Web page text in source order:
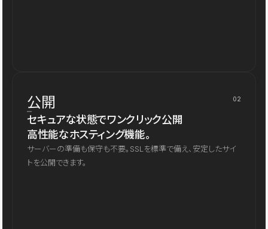
公開 02
セキュアな状態でワンクリック公開
高性能なホスティング機能。
サーバーの準備も保守も不要。SSLを標準で備え、安定したサイ
トを公開できます。